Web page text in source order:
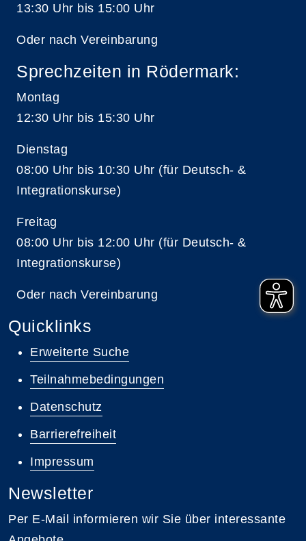
13:30 Uhr bis 15:00 Uhr
Oder nach Vereinbarung
Sprechzeiten in Rödermark:
Montag
12:30 Uhr bis 15:30 Uhr
Dienstag
08:00 Uhr bis 10:30 Uhr (für Deutsch- &
Integrationskurse)
Freitag
08:00 Uhr bis 12:00 Uhr (für Deutsch- &
Integrationskurse)
Oder nach Vereinbarung
Quicklinks
Erweiterte Suche
Teilnahmebedingungen
Datenschutz
Barrierefreiheit
Impressum
Newsletter
Per E-Mail informieren wir Sie über interessante